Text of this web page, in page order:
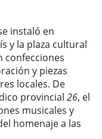
instaló en
y la plaza cultural
confecciones
y piezas
locales. De
provincial 26, el
musicales y
homenaje a las